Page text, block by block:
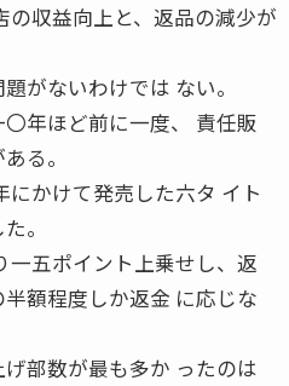
収益向上と、返品の減少が
がないわけでは ない。
年ほど前に一度、 責任販
る。
かけて発売した六タ イト
。
五ポイント上乗せし、返
額程度しか返金 に応じな
部数が最も多か ったのは